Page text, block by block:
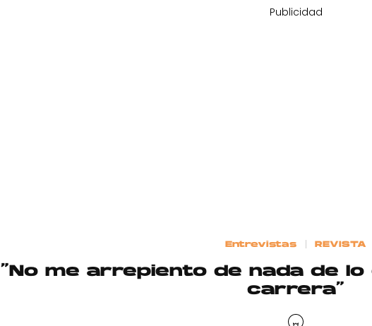
Publicidad
Entrevistas REVISTA
“No me arrepiento de nada de
carrera”